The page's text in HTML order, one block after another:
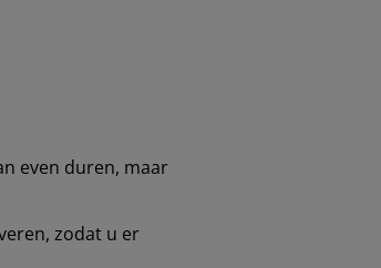
even duren, maar
zodat u er